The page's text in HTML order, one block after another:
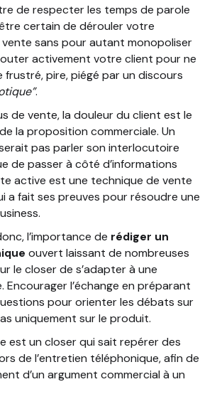
de respecter les temps de parole
certain de dérouler votre
sans pour autant monopoliser
activement votre client pour ne
frustré, pire, piégé par un discours
.
de vente, la douleur du client est le
la proposition commerciale. Un
pas parler son interlocutoire
de passer à côté d’informations
active est une technique de vente
a fait ses preuves pour résoudre une
l’importance de rédiger un
ouvert laissant de nombreuses
le closer de s’adapter à une
Encourager l’échange en préparant
pour orienter les débats sur
uniquement sur le produit.
est un closer qui sait repérer des
de l’entretien téléphonique, afin de
d’un argument commercial à un